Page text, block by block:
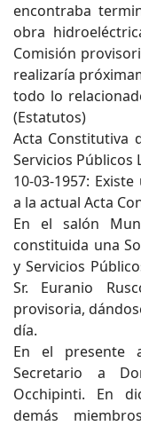
encontraba
obra
Comisión
realizaría
todo lo
(Estatutos)
Acta Constitutiva
Servicios Públicos
10-03-1957:
a la actual Acta
En el salón
constituida una
y Servicios
Sr. Euranio
provisoria,
día.
En el presente
Secretario a
Occhipinti. En
demás